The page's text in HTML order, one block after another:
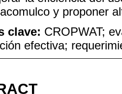
y proponer
clave: CROPWAT;
efectiva;